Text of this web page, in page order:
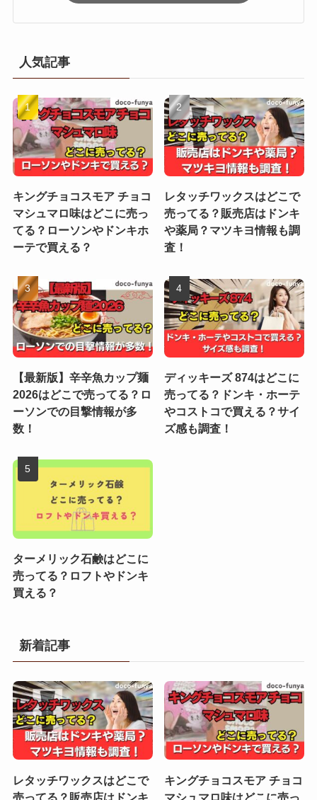
人気記事
キングチョコスモア チョコ
マシュマロ味はどこに売っ
てる？ローソンやドンキホ
ーテで買える？
レタッチワックスはどこで
売ってる？販売店はドンキ
や薬局？マツキヨ情報も調
査！
【最新版】辛辛魚カップ麺
2026はどこで売ってる？ロ
ーソンでの目撃情報が多
数！
ディッキーズ 874はどこに
売ってる？ドンキ・ホーテ
やコストコで買える？サイ
ズ感も調査！
ターメリック石鹸はどこに
売ってる？ロフトやドンキ
買える？
新着記事
レタッチワックスはどこで
売ってる？販売店はドンキ
キングチョコスモア チョコ
マシュマロ味はどこに売っ